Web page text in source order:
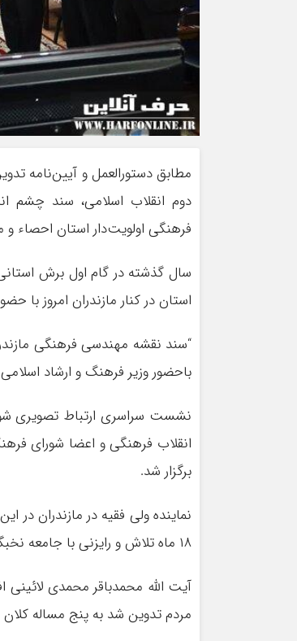
مطابق دستورالعمل و آیین‌نامه
دوم انقلاب اسلامی، سند چشم
فرهنگی اولویت‌دار استان احصاء و
استان در کنار مازندران امروز با
“سند نقشه مهندسی فرهنگی
باحضور وزیر فرهنگ و ارشاد
نشست سراسری ارتباط تصویری
انقلاب فرهنگی و اعضا شورای
برگزار شد.
نماینده ولی فقیه در مازندران
۱۸ ماه تلاش و رایزنی با جامعه نخبگانی، ‌دانشگاهی و حوزوی و جبهه فرهنگی تهیه و تدوین شد.
آیت الله محمدباقر محمدی
مردم تدوین شد به پنج مساله